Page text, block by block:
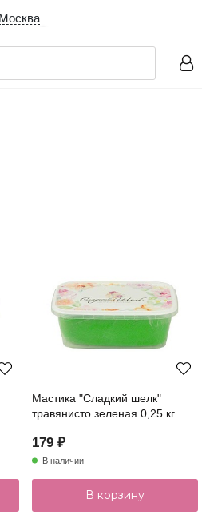
Москва
определен верно?
Россия
Мастика "Сладкий шелк"
травянисто зеленая 0,25 кг
179 ₽
В наличии
В корзину